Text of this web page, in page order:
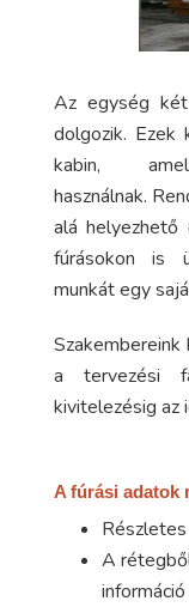
Az egység két
dolgozik. Ezek
kabin,
használnak.
alá helyezhető
fúrásokon is
munkát egy
a tervezési
kivitelezésig az
A fúrási adatok
A